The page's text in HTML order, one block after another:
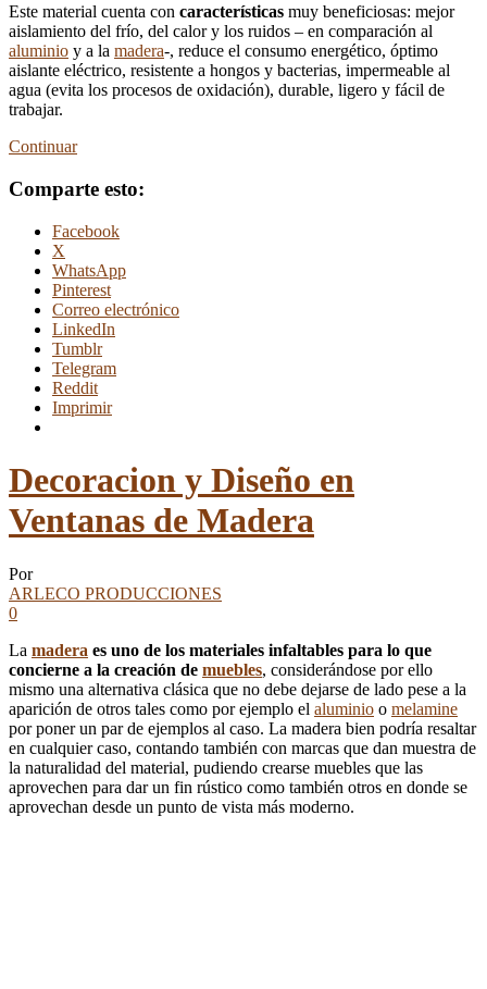
Este material cuenta con características muy beneficiosas: mejor
aislamiento del frío, del calor y los ruidos – en comparación al
aluminio y a la madera-, reduce el consumo energético, óptimo
aislante eléctrico, resistente a hongos y bacterias, impermeable al
agua (evita los procesos de oxidación), durable, ligero y fácil de
trabajar.
Continuar
Comparte esto:
Facebook
X
WhatsApp
Pinterest
Correo electrónico
LinkedIn
Tumblr
Telegram
Reddit
Imprimir
Decoracion y Diseño en
Ventanas de Madera
Por
ARLECO PRODUCCIONES
0
La madera es uno de los materiales infaltables para lo que
concierne a la creación de muebles, considerándose por ello
mismo una alternativa clásica que no debe dejarse de lado pese a la
aparición de otros tales como por ejemplo el aluminio o melamine
por poner un par de ejemplos al caso. La madera bien podría resaltar
en cualquier caso, contando también con marcas que dan muestra de
la naturalidad del material, pudiendo crearse muebles que las
aprovechen para dar un fin rústico como también otros en donde se
aprovechan desde un punto de vista más moderno.